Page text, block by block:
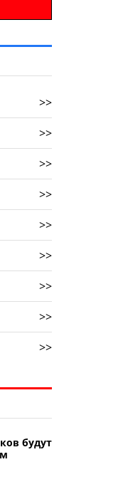
>>
>>
>>
>>
>>
>>
>>
>>
>>
будут